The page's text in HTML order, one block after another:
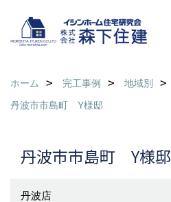
ホーム 完工事例 地域別
丹波市市島町 Y様邸
丹波市市島町 Y様邸
丹波店